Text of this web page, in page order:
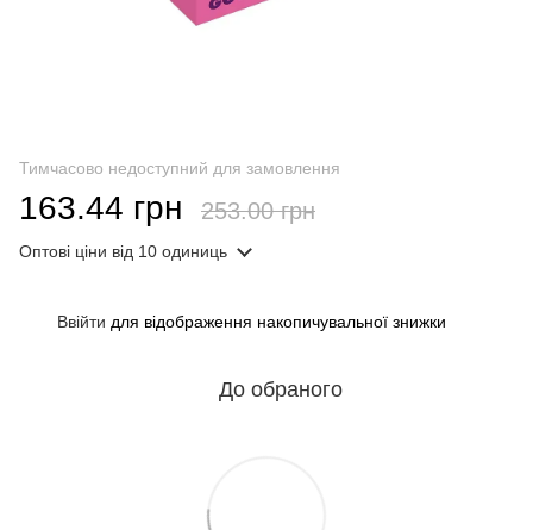
Тимчасово недоступний для замовлення
163.44 грн 253.00 грн
Оптові ціни від 10 одиниць
Ввійти для відображення накопичувальної знижки
До обраного